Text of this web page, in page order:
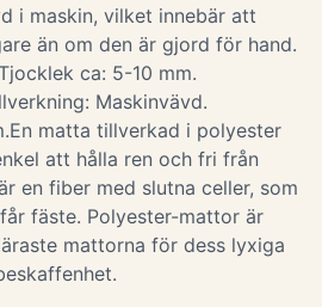
i maskin, vilket innebär att
än om den är gjord för hand.
ca: 5-10 mm.
Maskinvävd.
En matta tillverkad i polyester
att hålla ren och fri från
en fiber med slutna celler, som
fäste. Polyester-mattor är
mattorna för dess lyxiga